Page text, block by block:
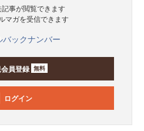
記事が閲覧できます
マガを受信できます
バックナンバー
員登録 無料
ログイン